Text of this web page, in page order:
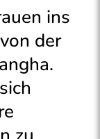
ins
der